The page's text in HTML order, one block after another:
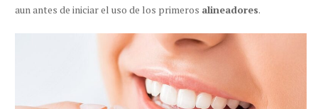
aun antes de iniciar el uso de los primeros alineadores.